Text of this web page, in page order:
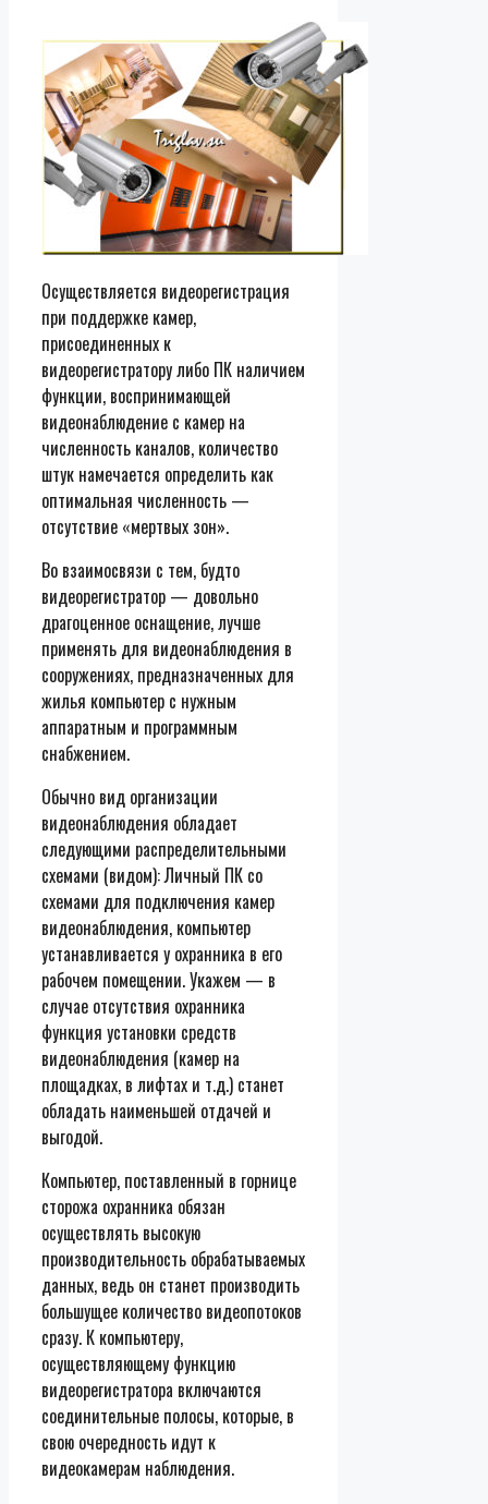
Осуществляется видеорегистрация
при поддержке камер,
присоединенных к
видеорегистратору либо ПК наличием
функции, воспринимающей
видеонаблюдение с камер на
численность каналов, количество
штук намечается определить как
оптимальная численность —
отсутствие «мертвых зон».
Во взаимосвязи с тем, будто
видеорегистратор — довольно
драгоценное оснащение, лучше
применять для видеонаблюдения в
сооружениях, предназначенных для
жилья компьютер с нужным
аппаратным и программным
снабжением.
Обычно вид организации
видеонаблюдения обладает
следующими распределительными
схемами (видом): Личный ПК со
схемами для подключения камер
видеонаблюдения, компьютер
устанавливается у охранника в его
рабочем помещении. Укажем — в
случае отсутствия охранника
функция установки средств
видеонаблюдения (камер на
площадках, в лифтах и т.д.) станет
обладать наименьшей отдачей и
выгодой.
Компьютер, поставленный в горнице
сторожа охранника обязан
осуществлять высокую
производительность обрабатываемых
данных, ведь он станет производить
большущее количество видеопотоков
сразу. К компьютеру,
осуществляющему функцию
видеорегистратора включаются
соединительные полосы, которые, в
свою очередность идут к
видеокамерам наблюдения.